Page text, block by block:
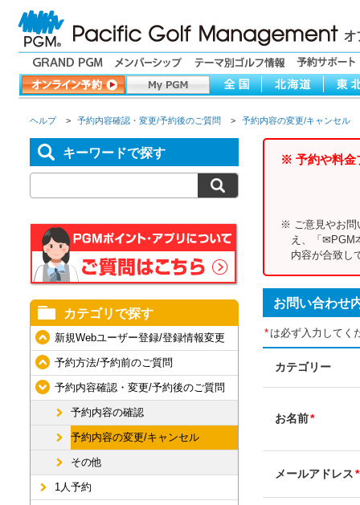
ヘルプ > 予約内容確認・変更/予約後のご質問 > 予約内容の変更/キャンセル
キーワードで探す
カテゴリで探す
新規Webユーザー登録/登録情報変更
予約方法/予約前のご質問
予約内容確認・変更/予約後のご質問
予約内容の確認
予約内容の変更/キャンセル
その他
1人予約
※ 予約や料金
※ ご意見やお問
え、「✉PGM
内容が合致し
お問い合わせ
* は必ず入力してく
カテゴリー
お名前*
メールアドレス*